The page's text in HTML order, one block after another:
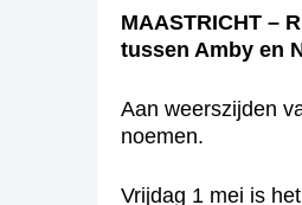
MAASTRICHT –
tussen Amby en
Aan weerszijden
noemen.
Vrijdag 1 mei is